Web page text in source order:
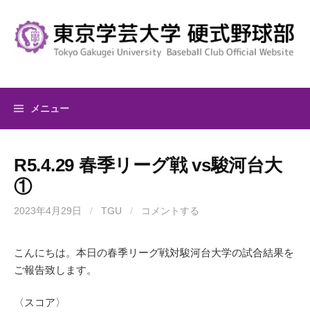
キ
メニュー
R5.4.29 春季リーグ戦 vs駿河台大
①
2023年4月29日 / TGU / コメントする
こんにちは。本日の春季リーグ戦対駿河台大学の試合結果を
ご報告致します。
〈スコア〉